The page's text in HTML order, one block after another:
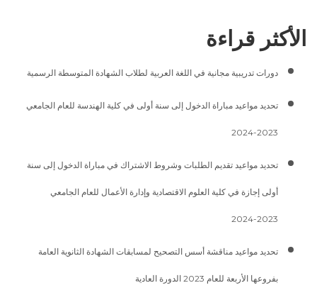
الأكثر قراءة
دورات تدريبية مجانية في اللغة العربية لطلاب الشهادة المتوسطة الرسمية
تحديد مواعيد مباراة الدخول إلى سنة أولى في كلية الهندسة للعام الجامعي
2023-2024
تحديد مواعيد تقديم الطلبات وشروط الاشتراك في مباراة الدخول إلى سنة
أولى إجازة في كلية العلوم الاقتصادية وإدارة الأعمال للعام الجامعي
2023-2024
تحديد مواعيد مناقشة أسس التصحيح لمسابقات الشهادة الثانوية العامة
بفروعها الأربعة للعام 2023 الدورة العادية